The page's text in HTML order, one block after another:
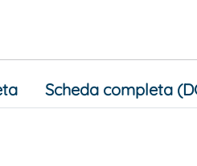
Scheda completa